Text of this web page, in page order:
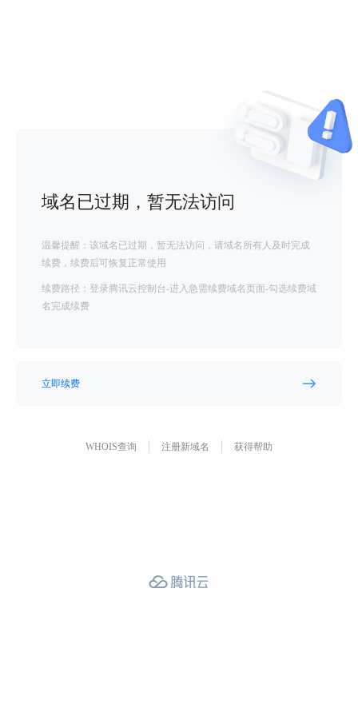
域名已过期，暂无法访问
温馨提醒：该域名已过期，暂无法访问，请域名所有人及时完成
续费，续费后可恢复正常使用
续费路径：登录腾讯云控制台-进入急需续费域名页面-勾选续费域
名完成续费
立即续费
WHOIS查询 注册新域名 获得帮助